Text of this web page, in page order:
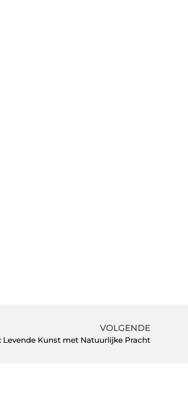
VOLGENDE
Levende Kunst met Natuurlijke Pracht